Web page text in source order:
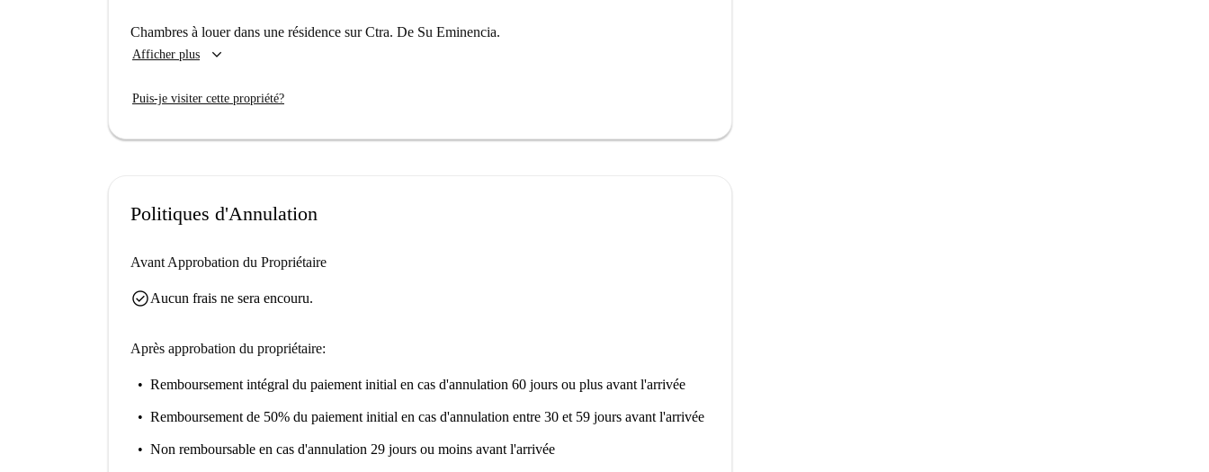
Chambres à louer dans une résidence sur Ctra. De Su Eminencia.
Afficher plus keyboard_arrow_down
Puis-je visiter cette propriété?
Politiques d'Annulation
Avant Approbation du Propriétaire
check_circleAucun frais ne sera encouru.
Après approbation du propriétaire:
Remboursement intégral du paiement initial en cas d'annulation 60 jours ou plus avant l'arrivée
Remboursement de 50% du paiement initial en cas d'annulation entre 30 et 59 jours avant l'arrivée
Non remboursable en cas d'annulation 29 jours ou moins avant l'arrivée